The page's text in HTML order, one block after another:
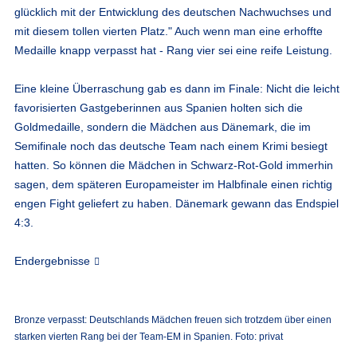
glücklich mit der Entwicklung des deutschen Nachwuchses und
mit diesem tollen vierten Platz." Auch wenn man eine erhoffte
Medaille knapp verpasst hat - Rang vier sei eine reife Leistung.
Eine kleine Überraschung gab es dann im Finale: Nicht die leicht
favorisierten Gastgeberinnen aus Spanien holten sich die
Goldmedaille, sondern die Mädchen aus Dänemark, die im
Semifinale noch das deutsche Team nach einem Krimi besiegt
hatten. So können die Mädchen in Schwarz-Rot-Gold immerhin
sagen, dem späteren Europameister im Halbfinale einen richtig
engen Fight geliefert zu haben. Dänemark gewann das Endspiel
4:3.
Endergebnisse
Bronze verpasst: Deutschlands Mädchen freuen sich trotzdem über einen
starken vierten Rang bei der Team-EM in Spanien. Foto: privat